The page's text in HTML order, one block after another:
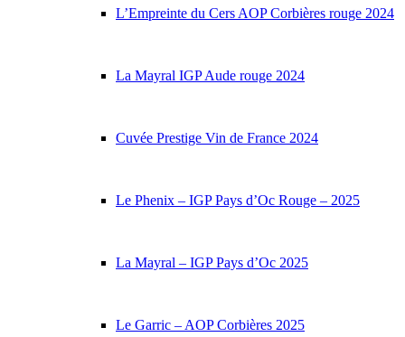
L’Empreinte du Cers AOP Corbières rouge 2024
La Mayral IGP Aude rouge 2024
Cuvée Prestige Vin de France 2024
Le Phenix – IGP Pays d’Oc Rouge – 2025
La Mayral – IGP Pays d’Oc 2025
Le Garric – AOP Corbières 2025